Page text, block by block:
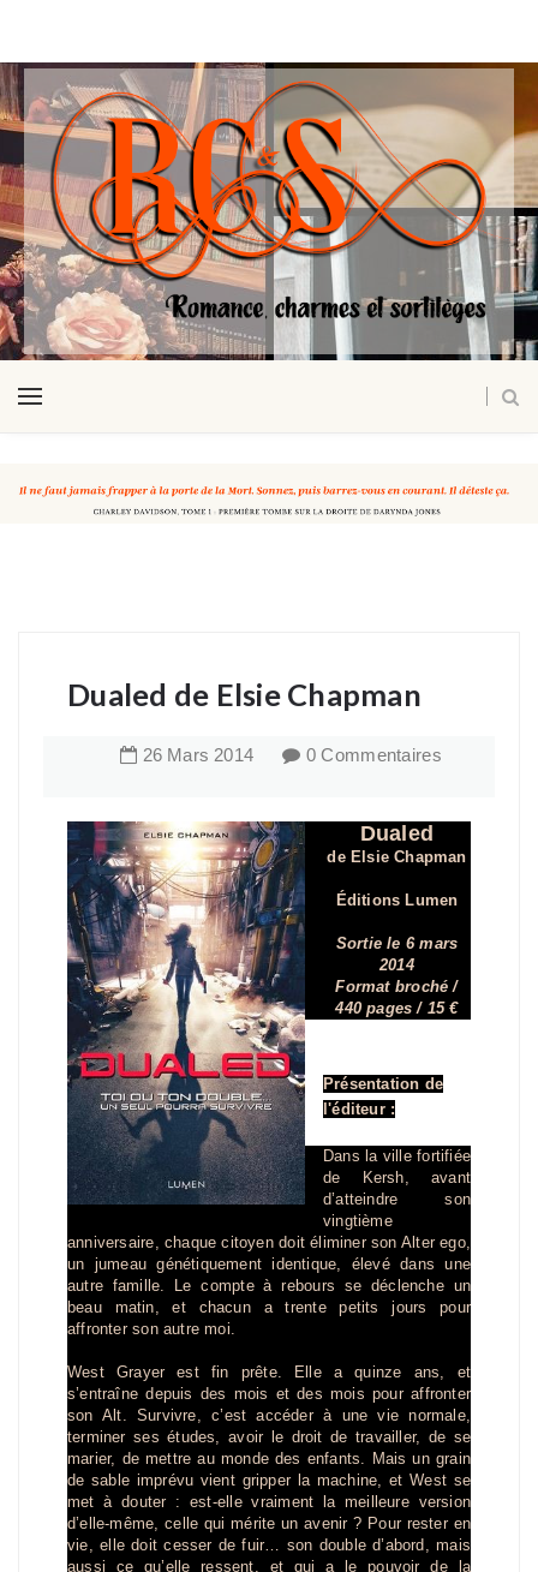
Dualed de Elsie Chapman
26 Mars 2014 0 Commentaires
Dualed
de Elsie Chapman
Éditions Lumen
Sortie le 6 mars
2014
Format broché /
440 pages / 15 €
Présentation de
l'éditeur :
Dans la ville fortifiée
de Kersh, avant
d’atteindre son
vingtième
anniversaire, chaque citoyen doit éliminer son Alter ego,
un jumeau génétiquement identique, élevé dans une
autre famille. Le compte à rebours se déclenche un
beau matin, et chacun a trente petits jours pour
affronter son autre moi.
West Grayer est fin prête. Elle a quinze ans, et
s’entraîne depuis des mois et des mois pour affronter
son Alt. Survivre, c’est accéder à une vie normale,
terminer ses études, avoir le droit de travailler, de se
marier, de mettre au monde des enfants. Mais un grain
de sable imprévu vient gripper la machine, et West se
met à douter : est-elle vraiment la meilleure version
d’elle-même, celle qui mérite un avenir ? Pour rester en
vie, elle doit cesser de fuir… son double d’abord, mais
aussi ce qu’elle ressent, et qui a le pouvoir de la